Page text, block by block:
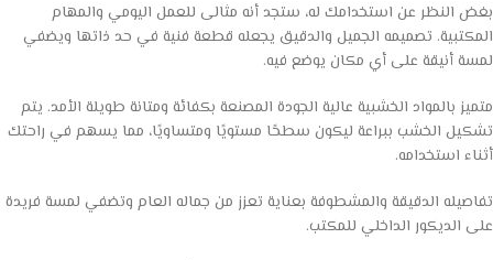
بغض النظر عن استخدامك له، ستجد أنه مثالى للعمل اليومي والمهام
المكتبية. تصميمه الجميل والدقيق يجعله قطعة فنية في حد ذاتها ويضفي
لمسة أنيقة على أي مكان يوضع فيه.
متميز بالمواد الخشبية عالية الجودة المصنعة بكفائة ومتانة طويلة الأمد. يتم
تشكيل الخشب ببراعة ليكون سطحًا مستويًا ومتساويًا، مما يسهم في راحتك
أثناء استخدامه.
تفاصيله الدقيقة والمشطوفة بعناية تعزز من جماله العام وتضفي لمسة فريدة
على الديكور الداخلي للمكتب.